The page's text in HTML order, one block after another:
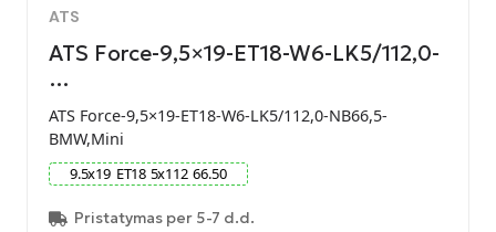
ATS
ATS Force-9,5×19-ET18-W6-LK5/112,0-
…
ATS Force-9,5×19-ET18-W6-LK5/112,0-NB66,5-
BMW,Mini
9.5x19 ET18 5x112 66.50
Pristatymas per 5-7 d.d.